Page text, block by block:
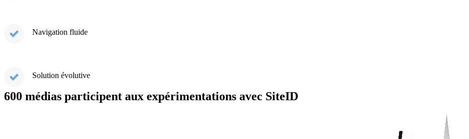
Navigation fluide
Solution évolutive
600 médias participent aux expérimentations avec SiteID